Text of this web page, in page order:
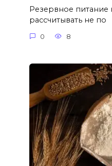
Резервное
рассчитывать не по
0 8